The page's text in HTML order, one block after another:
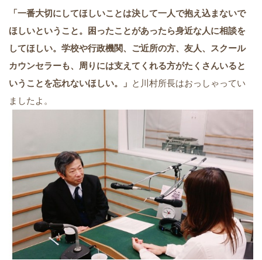
「一番大切にしてほしいことは決して一人で抱え込まないで
ほしいということ。困ったことがあったら身近な人に相談を
してほしい。学校や行政機関、ご近所の方、友人、スクール
カウンセラーも、周りには支えてくれる方がたくさんいると
いうことを忘れないほしい。」 と川村所長はおっしゃってい
ましたよ。